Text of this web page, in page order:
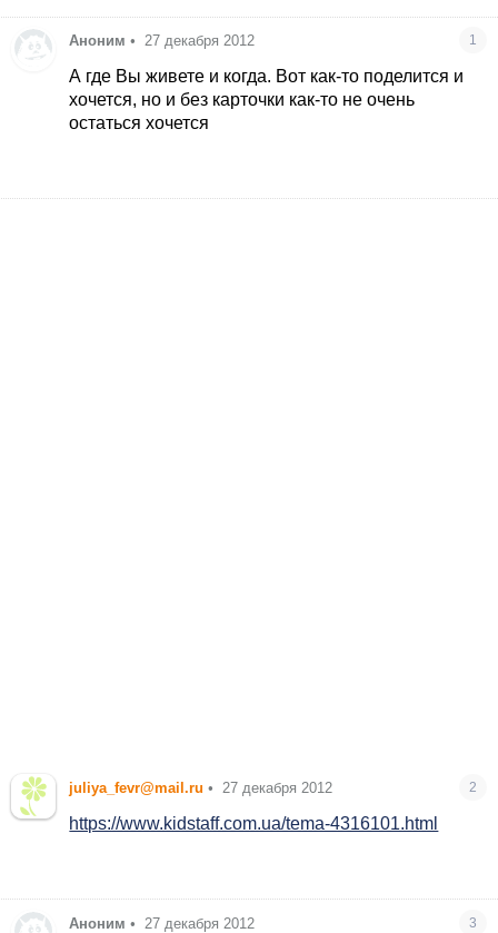
Аноним • 27 декабря 2012 1
А где Вы живете и когда. Вот как-то поделится и
хочется, но и без карточки как-то не очень
остаться хочется
juliya_fevr@mail.ru • 27 декабря 2012 2
https://www.kidstaff.com.ua/tema-4316101.html
Аноним • 27 декабря 2012 3